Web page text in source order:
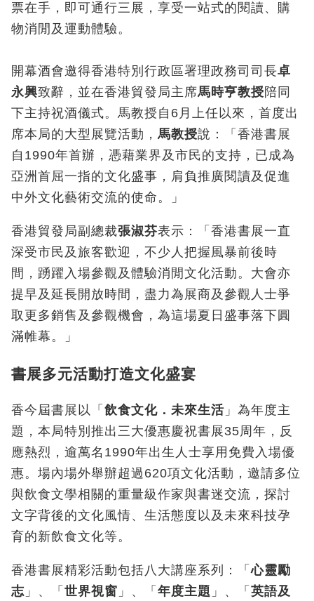
票在手，即可通行三展，享受一站式的閱讀、購
物消閒及運動體驗。
開幕酒會邀得香港特別行政區署理政務司司長卓
永興致辭，並在香港貿發局主席馬時亨教授 陪同
下主持祝酒儀式。馬教授自6月上任以來，首度出
席本局的大型展覽活動， 馬教授說：「香港書展
自1990年首辦，憑藉業界及市民的支持，已成為
亞洲首屈一指的文化盛事，肩負推廣閱讀及促進
中外文化藝術交流的使命。」
香港貿發局副總裁張淑芬表示：「香港書展一直
深受市民及旅客歡迎，不少人把握風暴前後時
間，踴躍入場參觀及體驗消閒文化活動。大會亦
提早及延長開放時間，盡力為展商及參觀人士爭
取更多銷售及參觀機會，為這場夏日盛事落下圓
滿帷幕。」
書展多元活動打造文化盛宴
香今屆書展以「 飲食文化．未來生活 」為年度主
題，本局特別推出三大優惠慶祝書展35周年，反
應熱烈，逾萬名1990年出生人士享用免費入場優
惠。場內場外舉辦超過620項文化活動，邀請多位
與飲食文學相關的重量級作家與書迷交流，探討
文字背後的文化風情、生活態度以及未來科技孕
育的新飲食文化等。
香港書展精彩活動包括八大講座系列：「心靈勵
志 」、「 世界視窗 」、「 年度主題 」、「 英語及